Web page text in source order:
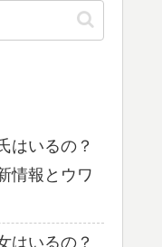
はいるの？
情報とウワ
はいるの？